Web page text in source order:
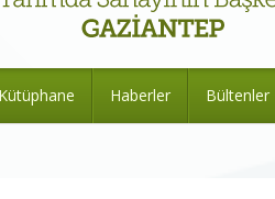
Kütüphane Haberler Bültenler